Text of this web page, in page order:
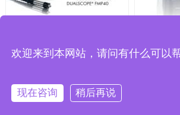
厚仪
询价
菲希尔X
公司Powered by JUNZHAN
欢迎来到本网站，请问有什么可以
现在咨询 稍后再说